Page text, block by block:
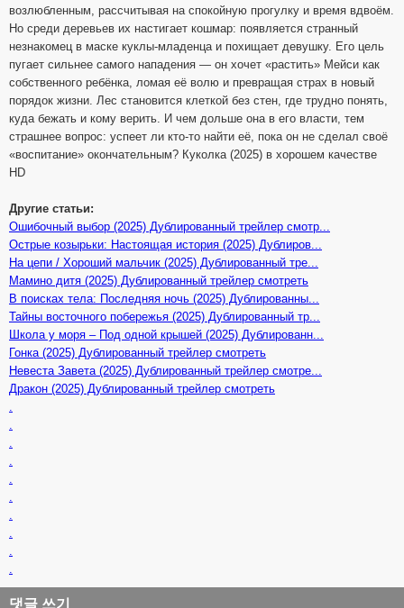
возлюбленным, рассчитывая на спокойную прогулку и время вдвоём.
Но среди деревьев их настигает кошмар: появляется странный
незнакомец в маске куклы-младенца и похищает девушку. Его цель
пугает сильнее самого нападения — он хочет «растить» Мейси как
собственного ребёнка, ломая её волю и превращая страх в новый
порядок жизни. Лес становится клеткой без стен, где трудно понять,
куда бежать и кому верить. И чем дольше она в его власти, тем
страшнее вопрос: успеет ли кто-то найти её, пока он не сделал своё
«воспитание» окончательным? Куколка (2025) в хорошем качестве
HD
Другие статьи:
Ошибочный выбор (2025) Дублированный трейлер смотр...
Острые козырьки: Настоящая история (2025) Дублиров...
На цепи / Хороший мальчик (2025) Дублированный тре...
Мамино дитя (2025) Дублированный трейлер смотреть
В поисках тела: Последняя ночь (2025) Дублированны...
Тайны восточного побережья (2025) Дублированный тр...
Школа у моря – Под одной крышей (2025) Дублированн...
Гонка (2025) Дублированный трейлер смотреть
Невеста Завета (2025) Дублированный трейлер смотре...
Дракон (2025) Дублированный трейлер смотреть
댓글 쓰기